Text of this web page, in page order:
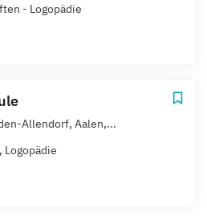
- Logopädie
Allendorf, Aalen,...